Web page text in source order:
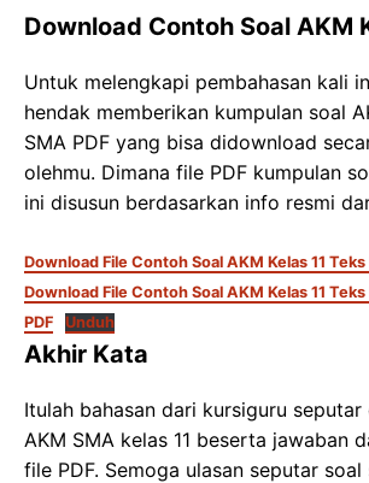
Download Contoh Soal AKM
Untuk melengkapi pembahasan kali
hendak memberikan kumpulan soal
SMA PDF yang bisa didownload
olehmu. Dimana file PDF kumpulan
ini disusun berdasarkan info resmi
Download File Contoh Soal AKM Kelas 11 Teks
Download File Contoh Soal AKM Kelas 11
PDF
Unduh
Akhir Kata
Itulah bahasan dari kursiguru
AKM SMA kelas 11 beserta jawaban
file PDF. Semoga ulasan seputar soal